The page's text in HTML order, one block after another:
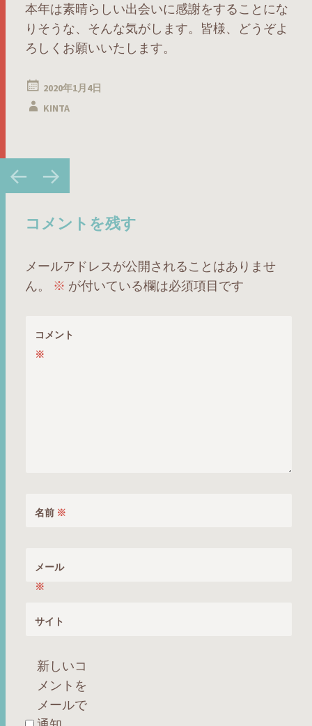
本年は素晴らしい出会いに感謝をすることにな
りそうな、そんな気がします。皆様、どうぞよ
ろしくお願いいたします。
2020年1月4日
KINTA
投
稿
ビ
ー
シ
ョ
コメントを残す
メールアドレスが公開されることはありませ
ん。
※ が付いている欄は必須項目です
コメント
※
名前 ※
メール
※
サイト
新しいコ
メントを
メールで